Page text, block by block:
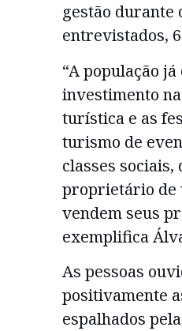
gestão durante
entrevistados,
“A população
investimento
turística e as
turismo de
classes
proprietário de
vendem seus
exemplifica
As pessoas
positivamente
espalhados